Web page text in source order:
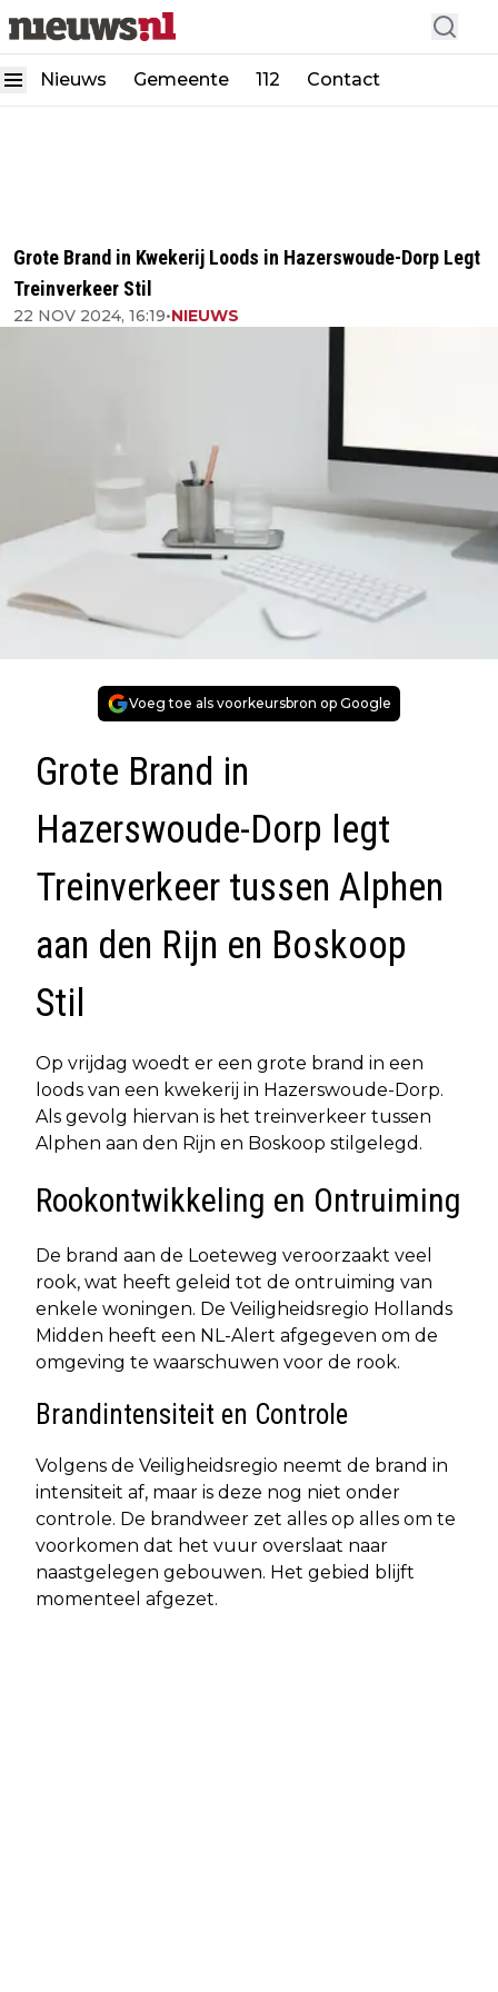
Nieuws Gemeente 112 Contact
Grote Brand in Kwekerij Loods in Hazerswoude-Dorp Legt
Treinverkeer Stil
22 NOV 2024, 16:19•NIEUWS
Voeg toe als voorkeursbron op Google
Grote Brand in
Hazerswoude-Dorp legt
Treinverkeer tussen Alphen
aan den Rijn en Boskoop
Stil
Op vrijdag woedt er een grote brand in een
loods van een kwekerij in Hazerswoude-Dorp.
Als gevolg hiervan is het treinverkeer tussen
Alphen aan den Rijn en Boskoop stilgelegd.
Rookontwikkeling en Ontruiming
De brand aan de Loeteweg veroorzaakt veel
rook, wat heeft geleid tot de ontruiming van
enkele woningen. De Veiligheidsregio Hollands
Midden heeft een NL-Alert afgegeven om de
omgeving te waarschuwen voor de rook.
Brandintensiteit en Controle
Volgens de Veiligheidsregio neemt de brand in
intensiteit af, maar is deze nog niet onder
controle. De brandweer zet alles op alles om te
voorkomen dat het vuur overslaat naar
naastgelegen gebouwen. Het gebied blijft
momenteel afgezet.